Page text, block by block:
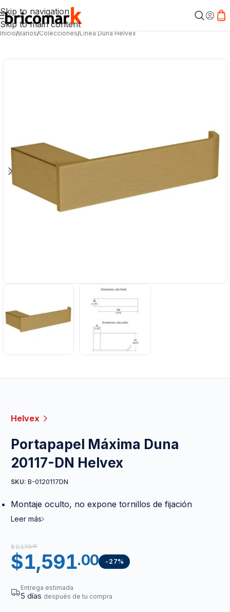
Skip to navigation
Skip to main content
Inicio/Baños/Colecciones/Línea Duna Helvex
Helvex
Portapapel Máxima Duna
20117-DN Helvex
SKU: B-0120117DN
Montaje oculto, no expone tornillos de fijación
Leer más
$2,179.00
$1,591.00 -27%
Entrega estimada
5 días después de tu compra